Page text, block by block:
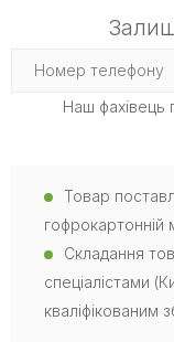
Наш фахівець
Товар
гофрокартонній
Складання
спеціалістами
кваліфікованим